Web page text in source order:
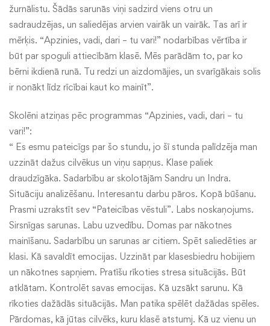
žurnālistu. Šādās sarunās viņi sadzird viens otru un
sadraudzējas, un saliedējas arvien vairāk un vairāk. Tas arī ir
mērķis. “Apzinies, vadi, dari – tu vari!” nodarbības vērtība ir
būt par spoguli attiecībām klasē. Mēs parādām to, par ko
bērni ikdienā runā. Tu redzi un aizdomājies, un svarīgākais solis
ir nonākt līdz rīcībai kaut ko mainīt”.
Skolēni atziņas pēc programmas “Apzinies, vadi, dari – tu
vari!”:
“ Es esmu pateicīgs par šo stundu, jo šī stunda palīdzēja man
uzzināt dažus cilvēkus un viņu sapņus. Klase paliek
draudzīgāka. Sadarbību ar skolotājām Sandru un Indra.
Situāciju analizēšanu. Interesantu darbu pāros. Kopā būšanu.
Prasmi uzrakstīt sev “Pateicības vēstuli”. Labs noskaņojums.
Sirsnīgas sarunas. Labu uzvedību. Domas par nākotnes
mainīšanu. Sadarbību un sarunas ar citiem. Spēt saliedēties ar
klasi. Kā savaldīt emocijas. Uzzināt par klasesbiedru hobijiem
un nākotnes sapņiem. Pratīšu rīkoties stresa situācijās. Būt
atklātam. Kontrolēt savas emocijas. Kā uzsākt sarunu. Kā
rīkoties dažādās situācijās. Man patika spēlēt dažādas spēles.
Pārdomas, kā jūtas cilvēks, kuru klasē atstumj. Kā uz vienu un